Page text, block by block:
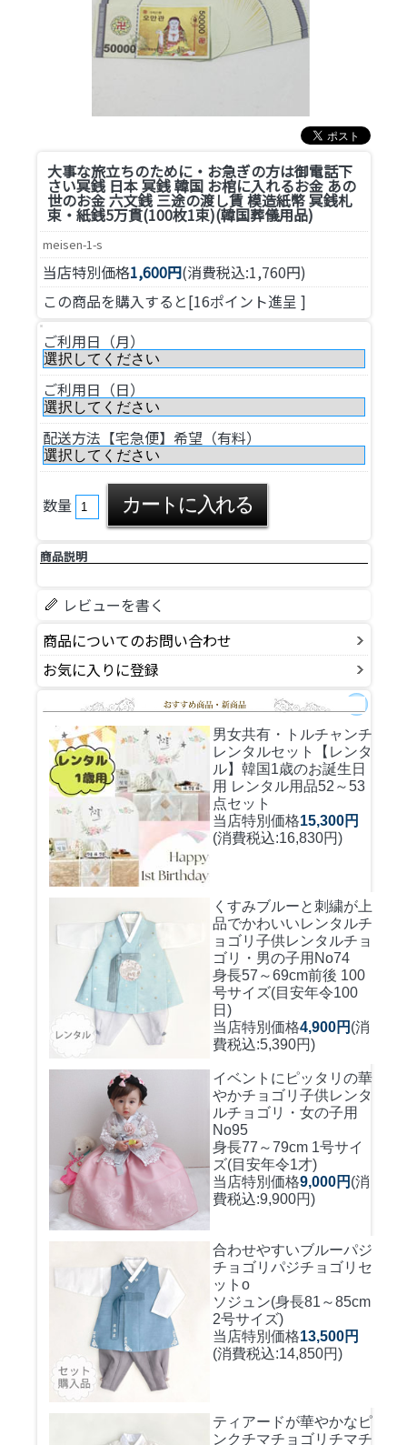
大事な旅立ちのために・お急ぎの方は御電話下
さい冥銭 日本 冥銭 韓国 お棺に入れるお金 あの
世のお金 六文銭 三途の渡し賃 模造紙幣 冥銭札
束・紙銭5万貫(100枚1束)(韓国葬儀用品)
meisen-1-s
当店特別価格1,600円(消費税込:1,760円)
この商品を購入すると[16ポイント進呈 ]
ご利用日（月）
ご利用日（日）
配送方法【宅急便】希望（有料）
数量
商品説明
レビューを書く
商品についてのお問い合わせ
お気に入りに登録
男女共有・トルチャンチ
レンタルセット
【レンタ
ル】韓国1歳のお誕生日
用 レンタル用品52～53
点セット
当店特別価格15,300円
(消費税込:16,830円)
くすみブルーと刺繍が上
品でかわいいレンタルチ
ョゴリ 子供レンタルチョ
ゴリ・男の子用No74
身長57～69cm前後 100
号サイズ(目安年令100
日)
当店特別価格4,900円 (消
費税込:5,390円)
イベントにピッタリの華
やかチョゴリ 子供レンタ
ルチョゴリ・女の子用
No95
身長77～79cm 1号サイ
ズ(目安年令1才)
当店特別価格9,000円 (消
費税込:9,900円)
合わせやすいブルーパジ
チョゴリ パジチョゴリセ
ットo
ソジュン(身長81～85cm
2号サイズ)
当店特別価格13,500円
(消費税込:14,850円)
ティアードが華やかなピ
ンクチマチョゴリ チマチ